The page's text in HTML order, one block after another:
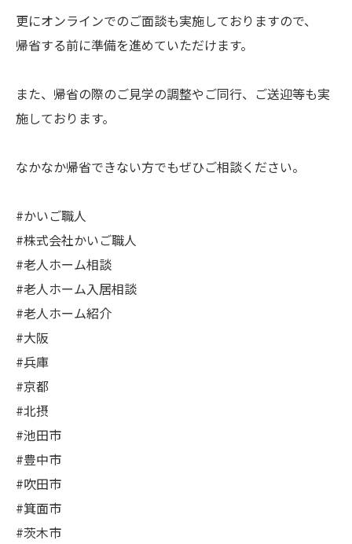
更にオンラインでのご面談も実施しておりますので、
帰省する前に準備を進めていただけます。
また、帰省の際のご見学の調整やご同行、ご送迎等も実
施しております。
なかなか帰省できない方でもぜひご相談ください。
#かいご職人
#株式会社かいご職人
#老人ホーム相談
#老人ホーム入居相談
#老人ホーム紹介
#大阪
#兵庫
#京都
#北摂
#池田市
#豊中市
#吹田市
#箕面市
#茨木市